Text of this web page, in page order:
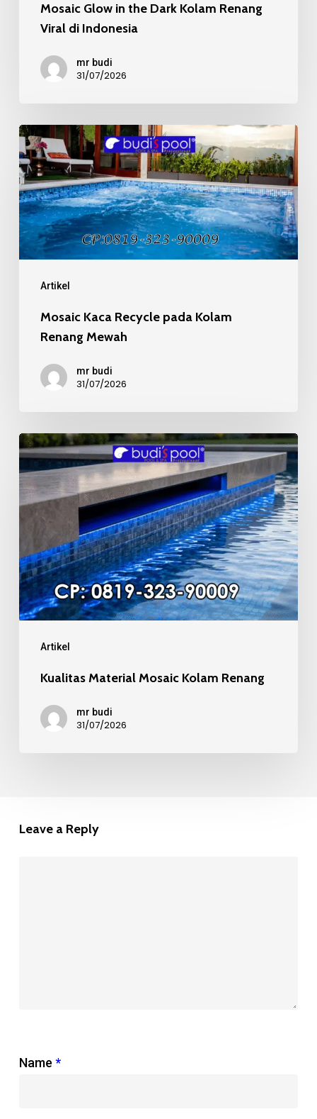
Mosaic Glow in the Dark Kolam Renang
Viral di Indonesia
mr budi
31/07/2026
Artikel
Mosaic
Kaca
Recycle
pada
Kolam
Renang
Mosaic Kaca Recycle pada Kolam
Renang Mewah
mr budi
31/07/2026
Artikel
Kualitas
Material
Mosaic
Kolam
Renang
Kualitas Material Mosaic Kolam Renang
mr budi
31/07/2026
Leave a Reply
Name *